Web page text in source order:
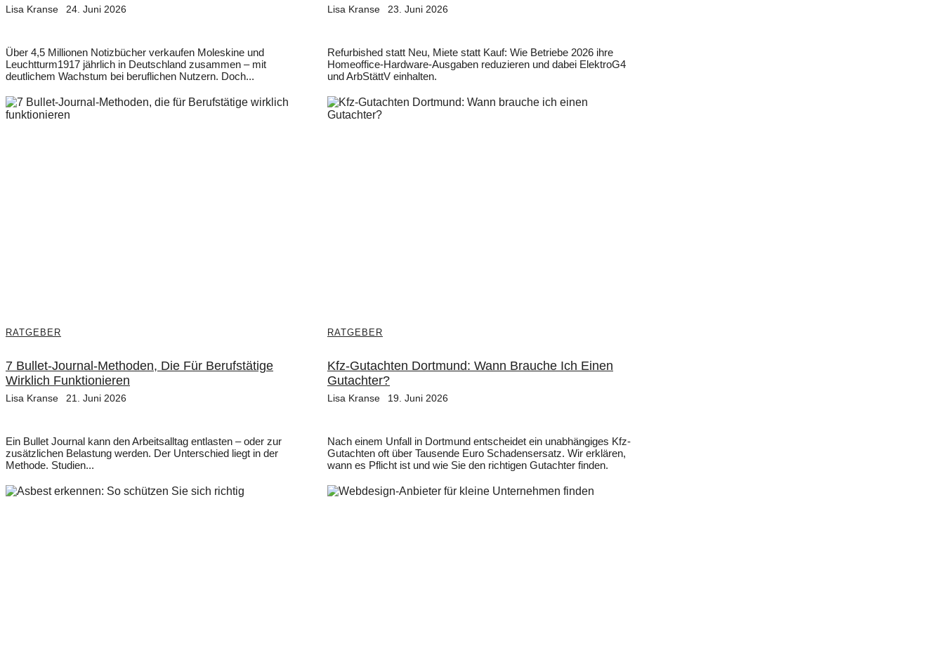
Lisa Kranse 24. Juni 2026
Über 4,5 Millionen Notizbücher verkaufen Moleskine und
Leuchtturm1917 jährlich in Deutschland zusammen – mit
deutlichem Wachstum bei beruflichen Nutzern. Doch...
Lisa Kranse 23. Juni 2026
Refurbished statt Neu, Miete statt Kauf: Wie Betriebe 2026 ihre
Homeoffice-Hardware-Ausgaben reduzieren und dabei ElektroG4
und ArbStättV einhalten.
RATGEBER
7 Bullet-Journal-Methoden, Die Für Berufstätige
Wirklich Funktionieren
Lisa Kranse 21. Juni 2026
Ein Bullet Journal kann den Arbeitsalltag entlasten – oder zur
zusätzlichen Belastung werden. Der Unterschied liegt in der
Methode. Studien...
RATGEBER
Kfz-Gutachten Dortmund: Wann Brauche Ich Einen
Gutachter?
Lisa Kranse 19. Juni 2026
Nach einem Unfall in Dortmund entscheidet ein unabhängiges Kfz-
Gutachten oft über Tausende Euro Schadensersatz. Wir erklären,
wann es Pflicht ist und wie Sie den richtigen Gutachter finden.